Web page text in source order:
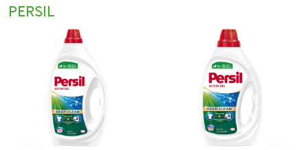
перфектно почистване на цветното пране,
съчетавайки висока ефективност с грижа за тъканите.
Всяка капсула е внимателно формулирана, за да
премахва упорити петна, мръсотия и неприятни
миризми, като същевременно запазва яркостта и
наситеността на цветовете на дрехите, независимо от
честотата на прането.
ТехнологиятаDeep Clean
осигурява проникване на
PERSIL